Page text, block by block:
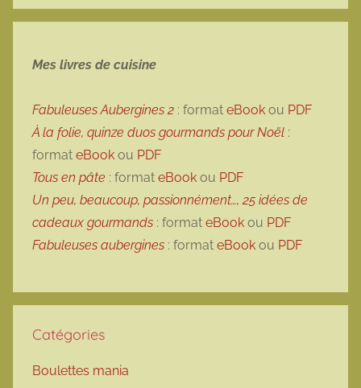
Mes livres de cuisine
Fabuleuses Aubergines 2 : format eBook ou PDF
À la folie, quinze duos gourmands pour Noël :
format eBook ou PDF
Tous en pâte : format eBook ou PDF
Un peu, beaucoup, passionnément…, 25 idées de
cadeaux gourmands : format eBook ou PDF
Fabuleuses aubergines : format eBook ou PDF
Catégories
Boulettes mania